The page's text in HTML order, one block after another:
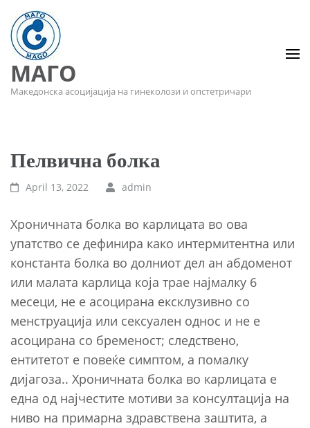
МАГО
Македонска асоцијација на гинеколози и опстетричари
Пелвична болка
April 13, 2022 admin
Хроничната болка во карлицата во ова
упатство се дефинира како интермитентна или
константа болка во долниот дел ан абдоменот
или малата карлица која трае најмалку 6
месеци, не е асоцирана ексклузивно со
менструација или сексуален однос и не е
асоцирана со бременост; следствено,
ентитетот е повеќе симптом, а помалку
дијагоза.. Хроничната болка во карлицата е
една од најчестите мотиви за консултација на
ниво на примарна здравствена заштита, а